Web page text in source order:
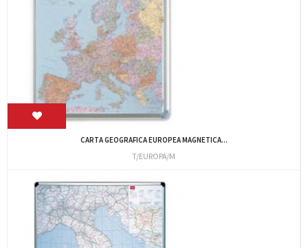
CARTA GEOGRAFICA EUROPEA MAGNETICA...
T/EUROPA/M